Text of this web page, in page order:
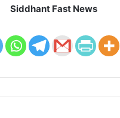
Siddhant Fast News